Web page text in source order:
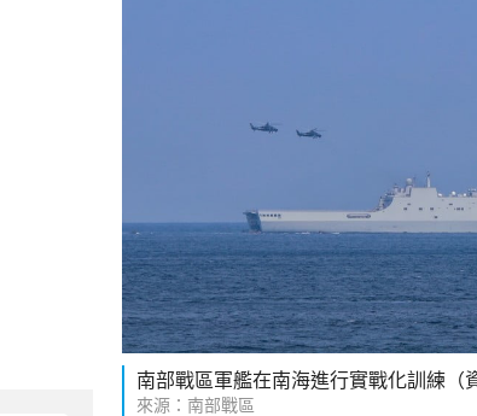
南部戰區軍艦在南海進行實戰化訓練（
來源：南部戰區